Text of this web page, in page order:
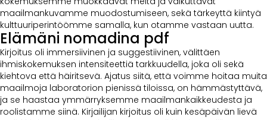
maailmankuvamme muodostumiseen, sekä tärkeyttä kiintyä
kulttuuriperintöömme samalla, kun otamme vastaan uutta.
Elämäni nomadina pdf
Kirjoitus oli immersiivinen ja suggestiivinen, välittäen
ihmiskokemuksen intensiteettiä tarkkuudella, joka oli sekä
kiehtova että häiritsevä. Ajatus siitä, että voimme hoitaa muita
maailmoja laboratorion pienissä tiloissa, on hämmästyttävä,
ja se haastaa ymmärryksemme maailmankaikkeudesta ja
roolistamme siinä. Kirjailijan kirjoitus oli kuin kesäpäivän lievä